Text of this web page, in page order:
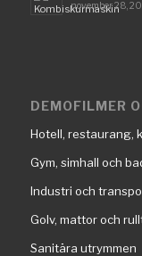
november 28,
DEMOFILMER
Hotell, restaurang,
Gym, simhall och
Industri och
Golv, mattor och
Sanitära utrymmen